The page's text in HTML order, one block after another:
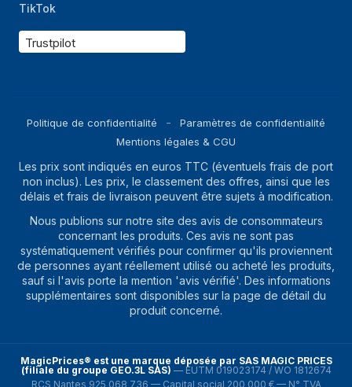
TikTok
Trustpilot
Politique de confidentialité
Paramètres de confidentialité
Mentions légales & CGU
Les prix sont indiqués en euros TTC (éventuels frais de port
non inclus). Les prix, le classement des offres, ainsi que les
délais et frais de livraison peuvent être sujets à modification.
Nous publions sur notre site des avis de consommateurs
concernant les produits. Ces avis ne sont pas
systématiquement vérifiés pour confirmer qu'ils proviennent
de personnes ayant réellement utilisé ou acheté les produits,
sauf si l'avis porte la mention 'avis vérifié'. Des informations
supplémentaires sont disponibles sur la page de détail du
produit concerné.
MagicPrices® est une marque déposée par SAS MAGIC PRICES
(filiale du groupe GEO.3L SAS) — EUTM 019023174 / WO 1812674
RCS Nantes 925 068 736 — Capital social 200 000 € — N° TVA